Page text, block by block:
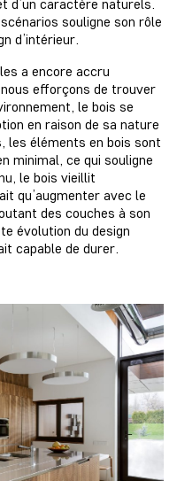
d’un caractère naturels.
souligne son rôle
d’intérieur.
a encore accru
efforçons de trouver
le bois se
en raison de sa nature
les éléments en bois sont
minimal, ce qui souligne
le bois vieillit
qu’augmenter avec le
des couches à son
évolution du design
capable de durer.